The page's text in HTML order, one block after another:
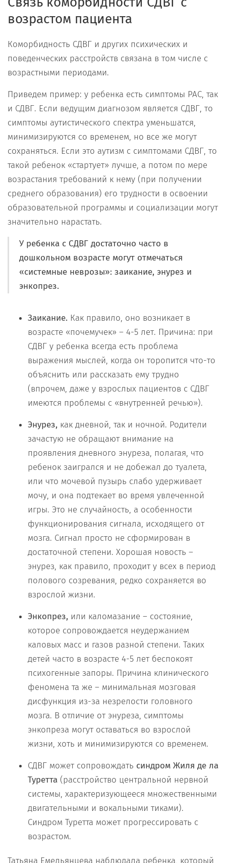
возрастом пациента
Коморбидность СДВГ и других психических и
поведенческих расстройств связана в том числе с
возрастными периодами.
Приведем пример: у ребенка есть симптомы РАС, так
и СДВГ. Если ведущим диагнозом является СДВГ, то
симптомы аутистического спектра уменьшатся,
минимизируются со временем, но все же могут
сохраняться. Если это аутизм с симптомами СДВГ, то
такой ребенок «стартует» лучше, а потом по мере
возрастания требований к нему (при получении
среднего образования) его трудности в освоении
образовательной программы и социализации могут
значительно нарастать.
У ребенка с СДВГ достаточно часто в
дошкольном возрасте могут отмечаться
«системные неврозы»: заикание, энурез и
энкопрез.
Заикание. Как правило, оно возникает в
возрасте «почемучек» – 4-5 лет. Причина: при
СДВГ у ребенка всегда есть проблема
выражения мыслей, когда он торопится что-то
объяснить или рассказать ему трудно
(впрочем, даже у взрослых пациентов с СДВГ
имеются проблемы с «внутренней речью»).
Энурез, как дневной, так и ночной. Родители
зачастую не обращают внимание на
проявления дневного энуреза, полагая, что
ребенок заигрался и не добежал до туалета,
или что мочевой пузырь слабо удерживает
мочу, и она подтекает во время увлеченной
игры. Это не случайность, а особенности
функционирования сигнала, исходящего от
мозга. Сигнал просто не сформирован в
достаточной степени. Хорошая новость –
энурез, как правило, проходит у всех в период
полового созревания, редко сохраняется во
взрослой жизни.
Энкопрез, или каломазание – состояние,
которое сопровождается неудержанием
каловых масс и газов разной степени. Таких
детей часто в возрасте 4-5 лет беспокоят
психогенные запоры. Причина клинического
феномена та же – минимальная мозговая
дисфункция из-за незрелости головного
мозга. В отличие от энуреза, симптомы
энкопреза могут оставаться во взрослой
жизни, хоть и минимизируются со временем.
СДВГ может сопровождать синдром Жиля де ла
Туретта (расстройство центральной нервной
системы, характеризующееся множественными
двигательными и вокальными тиками).
Синдром Туретта может прогрессировать с
возрастом.
Татьяна Емельянцева наблюдала ребенка, который